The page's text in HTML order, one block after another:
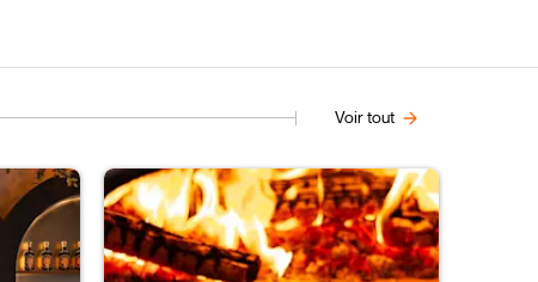
Voir tout